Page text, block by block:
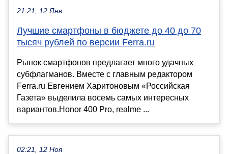
21:21, 12 Янв
Лучшие смартфоны в бюджете до 40 до 70
тысяч рублей по версии Ferra.ru
Рынок смартфонов предлагает много удачных
субфлагманов. Вместе с главным редактором
Ferra.ru Евгением Харитоновым «Российская
Газета» выделила восемь самых интересных
вариантов.Honor 400 Pro, realme ...
02:21, 12 Ноя